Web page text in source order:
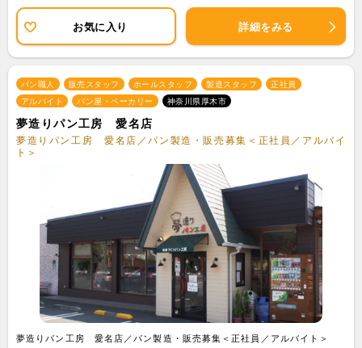
お気に入り 詳細をみる
パン職人 販売スタッフ ホールスタッフ 製造スタッフ
正社員
アルバイト
パン屋・ベーカリー 神奈川県厚木市
夢造りパン工房 愛名店
夢造りパン工房 愛名店／パン製造・販売募集＜正社員／アルバイ
ト＞
夢造りパン工房 愛名店／パン製造・販売募集＜正社員／アルバイト＞